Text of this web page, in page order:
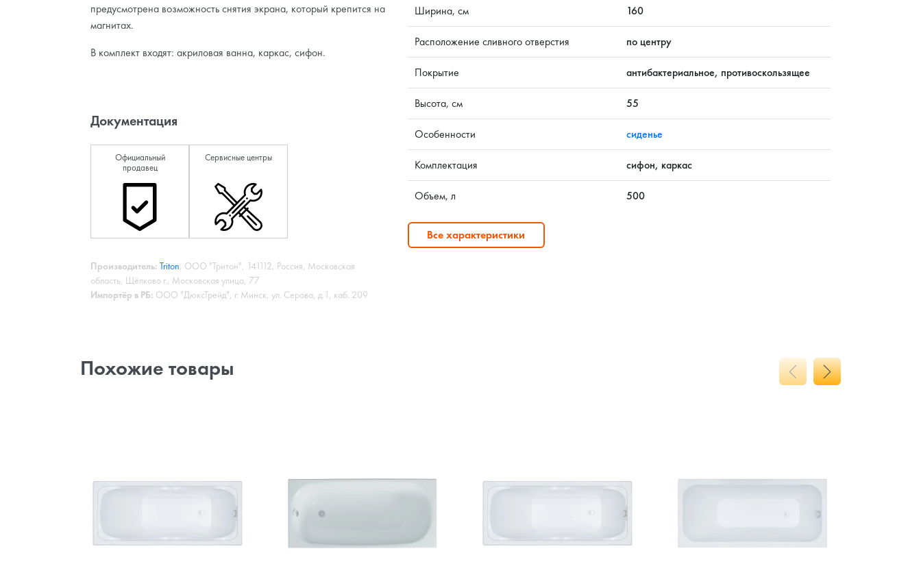
предусмотрена возможность снятия экрана, который крепится на
магнитах.
В комплект входят: акриловая ванна, каркас, сифон.
Документация
Официальный
продавец
Сервисные центры
Производитель: Triton, ООО "Тритон", 141112, Россия, Московская
область, Щёлково г., Московская улица, 77
Импортёр в РБ: ООО "ДюксТрейд", г. Минск, ул. Серова, д.1, каб. 209
Ширина, см 160
Расположение сливного отверстия по центру
Покрытие антибактериальное, противоскользящее
Высота, см 55
Особенности сиденье
Комплектация сифон, каркас
Объем, л 500
Все характеристики
Похожие товары